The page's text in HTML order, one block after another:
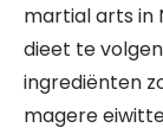
martial arts in
dieet te
ingrediënten
magere